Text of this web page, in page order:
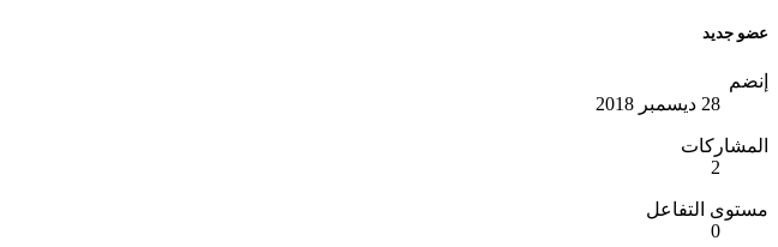
عضو جديد
إنضم
28 ديسمبر 2018
المشاركات
2
مستوى التفاعل
0